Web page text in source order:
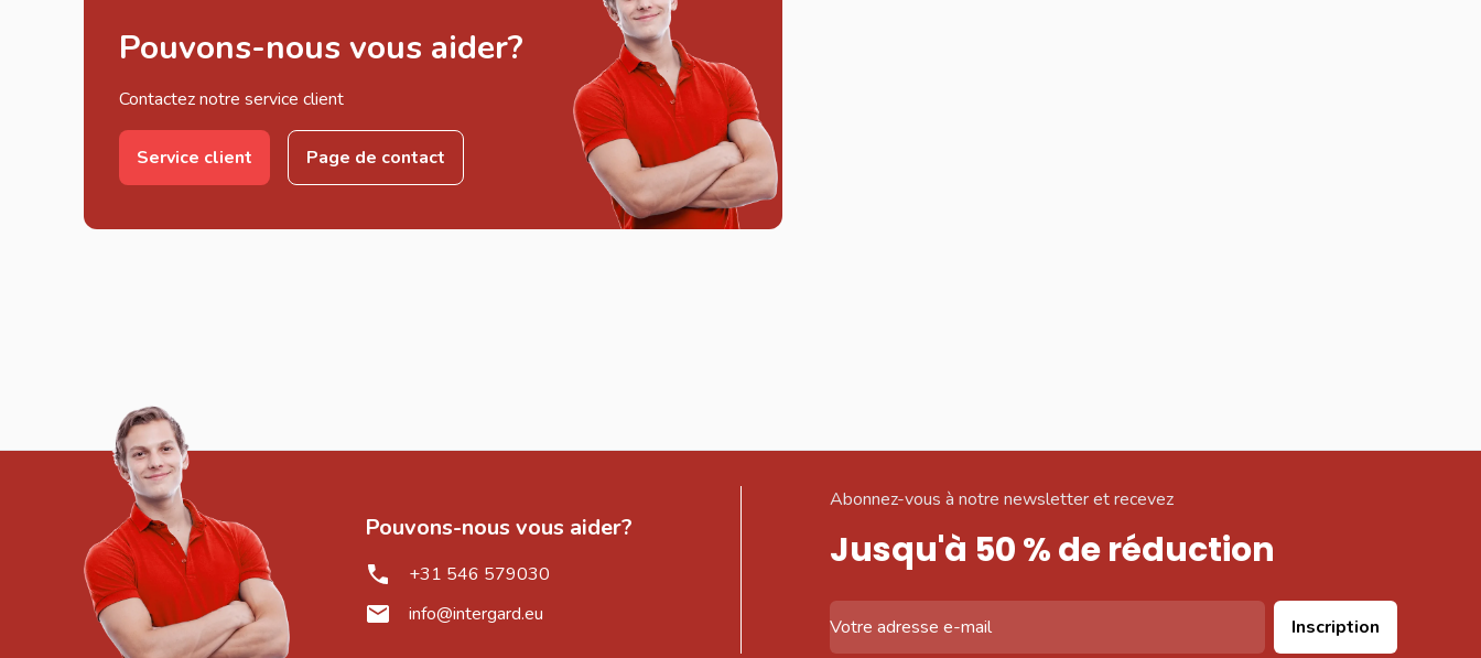
Pouvons-nous vous aider?
Contactez notre service client
Service client Page de contact
Pouvons-nous vous aider?
+31 546 579030
info@intergard.eu
Abonnez-vous à notre newsletter et recevez
Jusqu'à 50 % de réduction
Inscription